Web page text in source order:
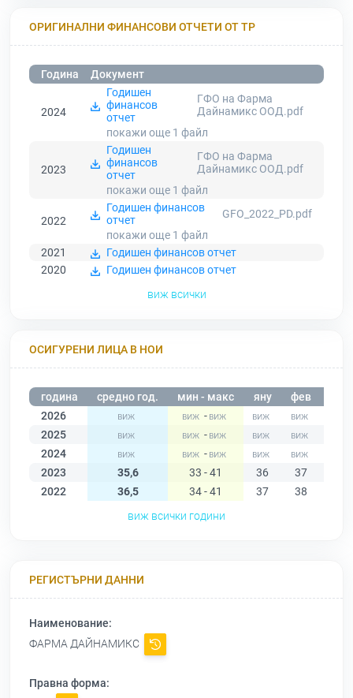
ОРИГИНАЛНИ ФИНАНСОВИ ОТЧЕТИ ОТ ТР
Година Документ
2024
Годишен
финансов
отчет
ГФО на Фарма
Дайнамикс ООД.pdf
покажи още 1 файл
2023
Годишен
финансов
отчет
ГФО на Фарма
Дайнамикс ООД.pdf
покажи още 1 файл
2022
Годишен финансов
отчет
GFO_2022_PD.pdf
покажи още 1 файл
2021
Годишен финансов отчет
2020
Годишен финансов отчет
виж всички
ОСИГУРЕНИ ЛИЦА В НОИ
година средно год. мин - макс яну фев
2026
-
2025
-
2024
-
2023
35,6 33 - 41 36 37
2022
36,5 34 - 41 37 38
виж всички години
РЕГИСТЪРНИ ДАННИ
Наименование:
ФАРМА ДАЙНАМИКС
Правна форма: